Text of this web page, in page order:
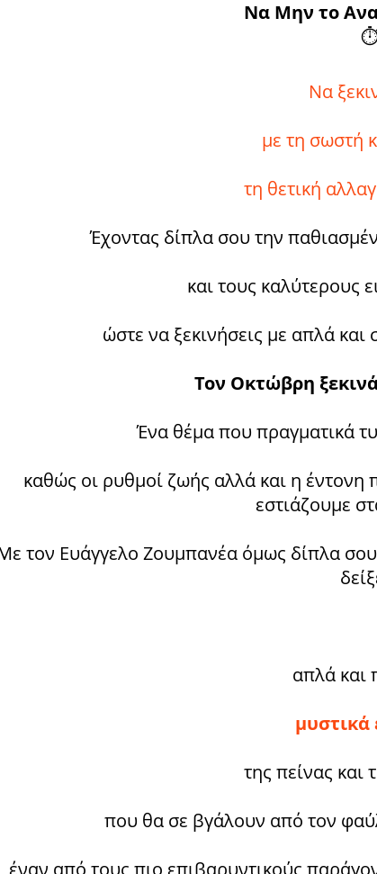
Να Μην το
Να
με τη σωστή
τη θετική
Έχοντας δίπλα σου την
και τους καλύτερους
ώστε να ξεκινήσεις με απλά
Τον Οκτώβρη
Ένα θέμα που πραγματικά
καθώς οι ρυθμοί ζωής αλλά και η
εστιάζουμε
τον Ευάγγελο Ζουμπανέα όμως δίπλα
απλά και
μυστικά
της πείνας και
που θα σε βγάλουν από τον
έναν από τους πιο επιβαρυντικούς